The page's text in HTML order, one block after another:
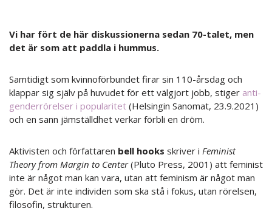
Vi har fört de här diskussionerna sedan 70-talet, men
det är som att paddla i hummus.
Samtidigt som kvinnoförbundet firar sin 110-årsdag och
klappar sig själv på huvudet för ett välgjort jobb, stiger anti-
genderrörelser i popularitet (Helsingin Sanomat, 23.9.2021)
och en sann jämställdhet verkar förbli en dröm.
Aktivisten och författaren bell hooks skriver i Feminist
Theory from Margin to Center(Pluto Press, 2001) att feminist
inte är något man kan vara, utan att feminism är något man
gör. Det är inte individen som ska stå i fokus, utan rörelsen,
filosofin, strukturen.